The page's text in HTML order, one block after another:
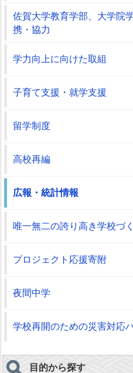
佐賀大学教育学部、大学院
携・協力
学力向上に向けた取組
子育て支援・就学支援
留学制度
高校再編
広報・統計情報
唯一無二の誇り高き学校づ
プロジェクト応援寄附
夜間中学
学校再開のための災害対応
目的から探す